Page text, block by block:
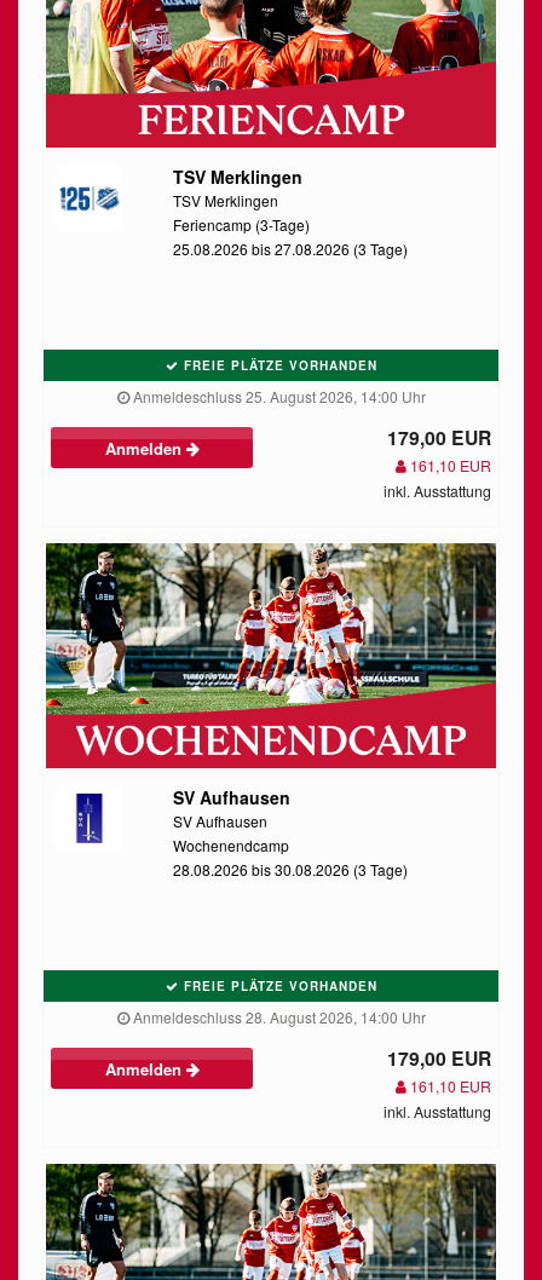
TSV Merklingen
TSV Merklingen
Feriencamp (3-Tage)
25.08.2026 bis 27.08.2026 (3 Tage)
FREIE PLÄTZE VORHANDEN
Anmeldeschluss 25. August 2026, 14:00 Uhr
Anmelden 179,00 EUR
161,10 EUR
inkl. Ausstattung
SV Aufhausen
SV Aufhausen
Wochenendcamp
28.08.2026 bis 30.08.2026 (3 Tage)
FREIE PLÄTZE VORHANDEN
Anmeldeschluss 28. August 2026, 14:00 Uhr
Anmelden 179,00 EUR
161,10 EUR
inkl. Ausstattung